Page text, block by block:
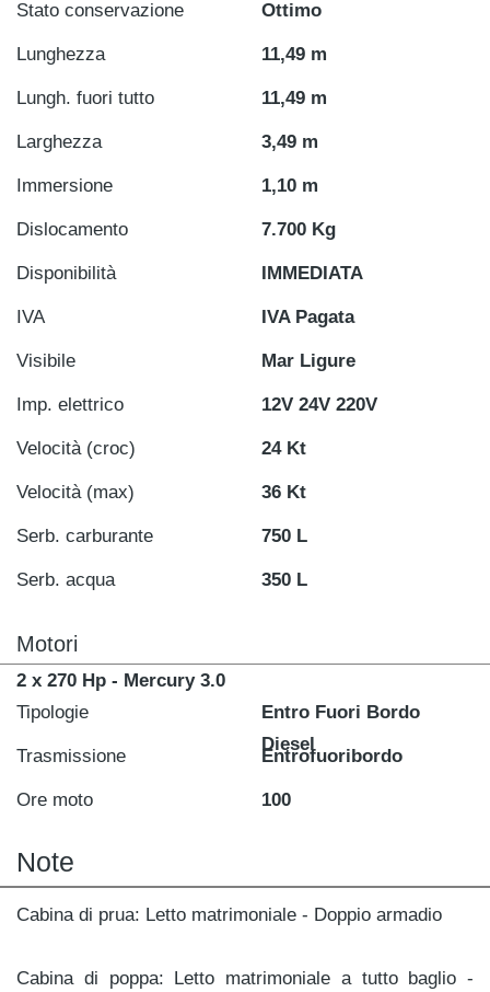
Stato conservazione Ottimo
Lunghezza 11,49 m
Lungh. fuori tutto 11,49 m
Larghezza 3,49 m
Immersione 1,10 m
Dislocamento 7.700 Kg
Disponibilità IMMEDIATA
IVA IVA Pagata
Visibile Mar Ligure
Imp. elettrico 12V 24V 220V
Velocità (croc) 24 Kt
Velocità (max) 36 Kt
Serb. carburante 750 L
Serb. acqua 350 L
Motori
2 x 270 Hp - Mercury 3.0
Tipologie
Entro Fuori Bordo
Diesel
Trasmissione Entrofuoribordo
Ore moto 100
Note
Cabina di prua: Letto matrimoniale - Doppio armadio
Cabina di poppa: Letto matrimoniale a tutto baglio -